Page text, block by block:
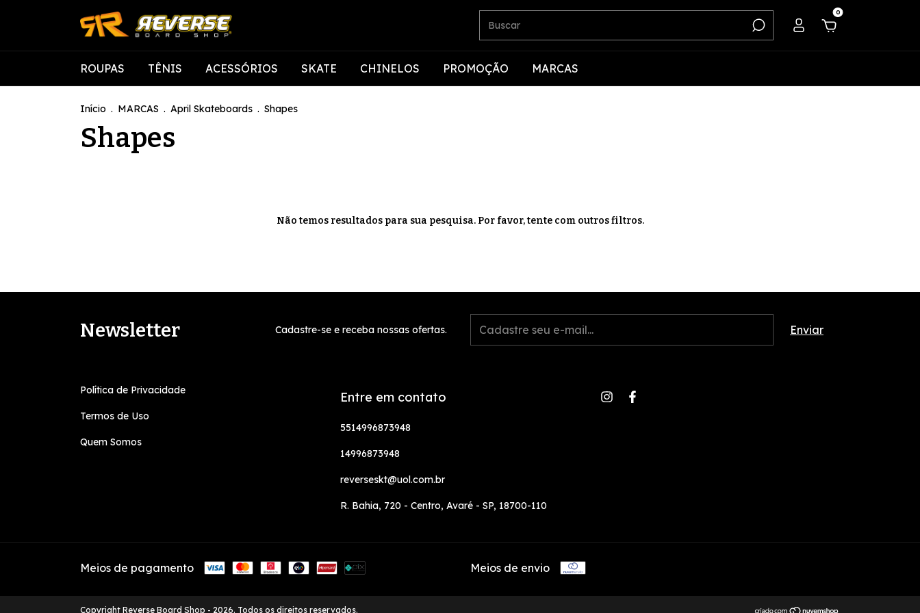
0
ROUPAS TÊNIS ACESSÓRIOS SKATE CHINELOS PROMOÇÃO MARCAS
Início . MARCAS . April Skateboards . Shapes
Shapes
Não temos resultados para sua pesquisa. Por favor, tente com outros filtros.
Newsletter Cadastre-se e receba nossas ofertas.
Política de Privacidade
Termos de Uso
Quem Somos
Entre em contato
5514996873948
14996873948
reverseskt@uol.com.br
R. Bahia, 720 - Centro, Avaré - SP, 18700-110
Meios de pagamento Meios de envio
Copyright Reverse Board Shop - 2026. Todos os direitos reservados.